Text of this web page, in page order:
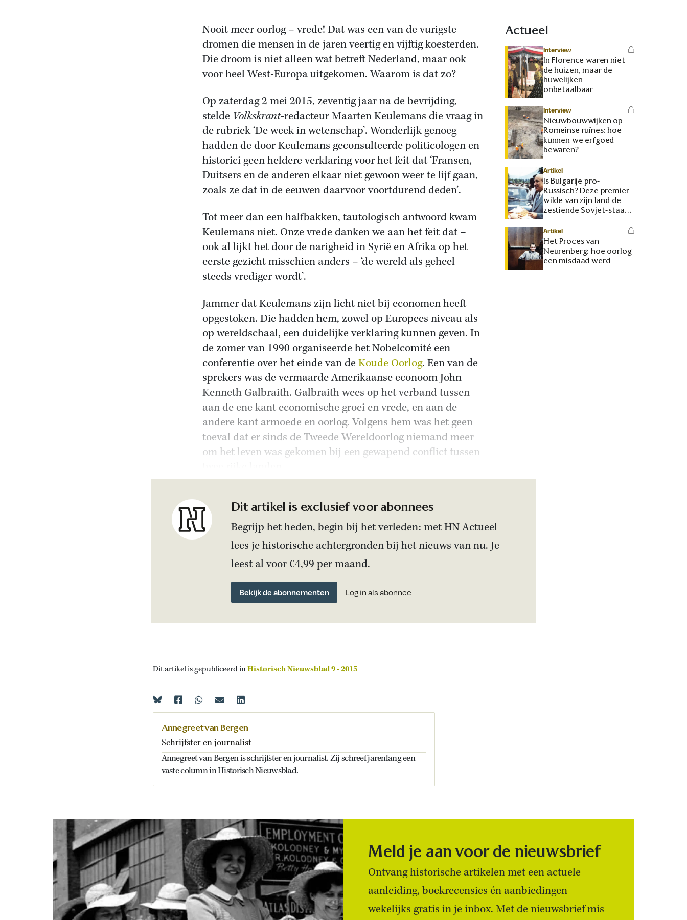
Nooit meer oorlog – vrede! Dat was een van de vurigste
dromen die mensen in de jaren veertig en vijftig koesterden.
Die droom is niet alleen wat betreft Nederland, maar ook
voor heel West-Europa uitgekomen. Waarom is dat zo?
Op zaterdag 2 mei 2015, zeventig jaar na de bevrijding,
stelde Volkskrant-redacteur Maarten Keulemans die vraag in
de rubriek ‘De week in wetenschap’. Wonderlijk genoeg
hadden de door Keulemans geconsulteerde politicologen en
historici geen heldere verklaring voor het feit dat ‘Fransen,
Duitsers en de anderen elkaar niet gewoon weer te lijf gaan,
zoals ze dat in de eeuwen daarvoor voortdurend deden’.
Tot meer dan een halfbakken, tautologisch antwoord kwam
Keulemans niet. Onze vrede danken we aan het feit dat –
ook al lijkt het door de narigheid in Syrië en Afrika op het
eerste gezicht misschien anders – ‘de wereld als geheel
steeds vrediger wordt’.
Jammer dat Keulemans zijn licht niet bij economen heeft
opgestoken. Die hadden hem, zowel op Europees niveau als
op wereldschaal, een duidelijke verklaring kunnen geven. In
de zomer van 1990 organiseerde het Nobelcomité een
conferentie over het einde van deKoude Oorlog. Een van de
sprekers was de vermaarde Amerikaanse econoom John
Kenneth Galbraith. Galbraith wees op het verband tussen
aan de ene kant economische groei en vrede, en aan de
andere kant armoede en oorlog. Volgens hem was het geen
toeval dat er sinds de Tweede Wereldoorlog niemand meer
om het leven was gekomen bij een gewapend conflict tussen
Dit artikel is exclusief voor abonnees
Begrijp het heden, begin bij het verleden: met HN Actueel
lees je historische achtergronden bij het nieuws van nu. Je
leest al voor €4,99 per maand.
Bekijk de abonnementen Log in als abonnee
Actueel
Interview
In Florence waren niet
de huizen, maar de
huwelijken
onbetaalbaar
Interview
Nieuwbouwwijken op
Romeinse ruïnes: hoe
kunnen we erfgoed
bewaren?
Artikel
Is Bulgarije pro-
Russisch? Deze premier
wilde van zijn land de
zestiende Sovjet-staat
maken
Artikel
Het Proces van
Neurenberg: hoe oorlog
een misdaad werd
Dit artikel is gepubliceerd inHistorisch Nieuwsblad 9 - 2015
Annegreet van Bergen
Schrijfster en journalist
Annegreet van Bergen is schrijfster en journalist. Zij schreef jarenlang een
vaste column in Historisch Nieuwsblad.
Meld je aan voor de nieuwsbrief
Ontvang historische artikelen met een actuele
aanleiding, boekrecensies én aanbiedingen
wekelijks gratis in je inbox. Met de nieuwsbrief mis